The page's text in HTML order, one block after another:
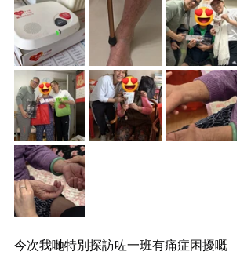
今次我哋特別探訪咗一班有痛症困擾嘅